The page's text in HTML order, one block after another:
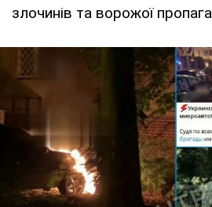
злочинів та ворожої